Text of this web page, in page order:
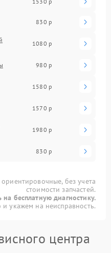
830 р
1080 р
980 р
1580 р
1570 р
1980 р
830 р
без учета
стоимости запчастей.
на бесплатную диагностику.
укажем на неисправность.
центра